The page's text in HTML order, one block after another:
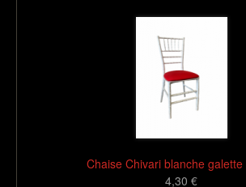
Chaise Chivari blanche
4,30 €